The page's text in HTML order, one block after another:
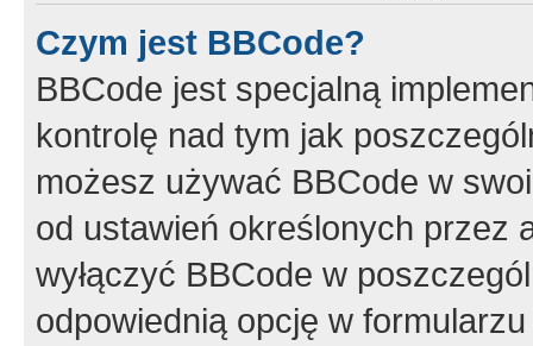
Czym jest BBCode?
BBCode jest specjalną
kontrolę nad tym jak
możesz używać BBCode w
od ustawień określonych przez
wyłączyć BBCode w
odpowiednią opcję w